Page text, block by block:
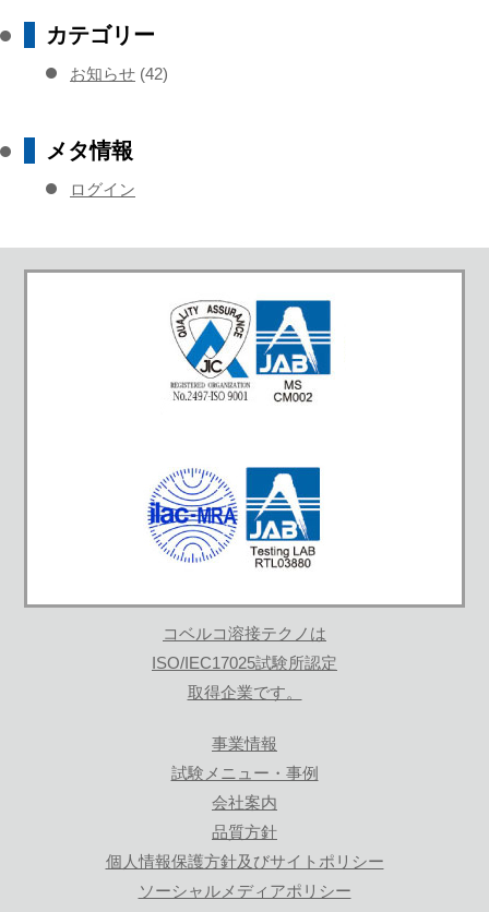
カテゴリー
お知らせ (42)
メタ情報
ログイン
コベルコ溶接テクノは
ISO/IEC17025試験所認定
取得企業です。
事業情報
試験メニュー・事例
会社案内
品質方針
個人情報保護方針及びサイトポリシー
ソーシャルメディアポリシー